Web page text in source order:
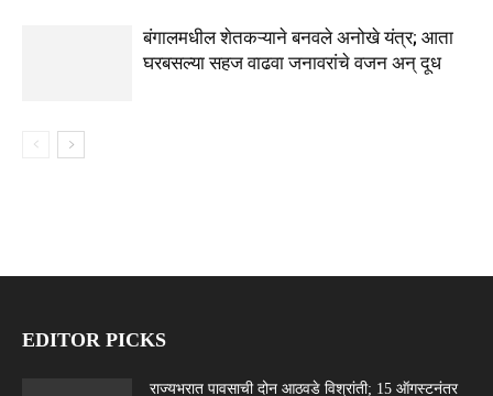
बंगालमधील शेतकऱ्याने बनवले अनोखे यंत्र; आता
घरबसल्या सहज वाढवा जनावरांचे वजन अन् दूध
EDITOR PICKS
राज्यभरात पावसाची दोन आठवडे विश्रांती; 15 ऑगस्टनंतर